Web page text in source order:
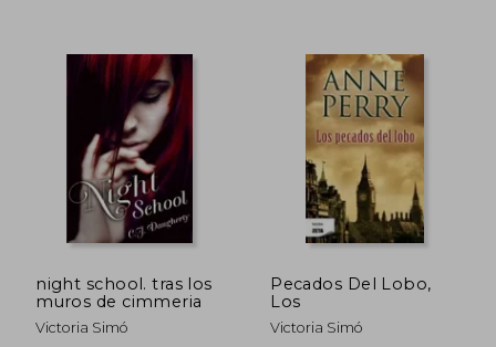
16,10 €
night school. tras los
muros de cimmeria
Victoria Simó
Pecados Del Lobo,
Los
Victoria Simó